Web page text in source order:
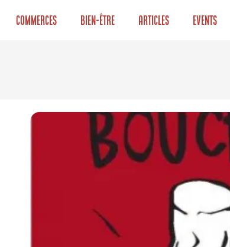
Commerces Bien-être Articles Events